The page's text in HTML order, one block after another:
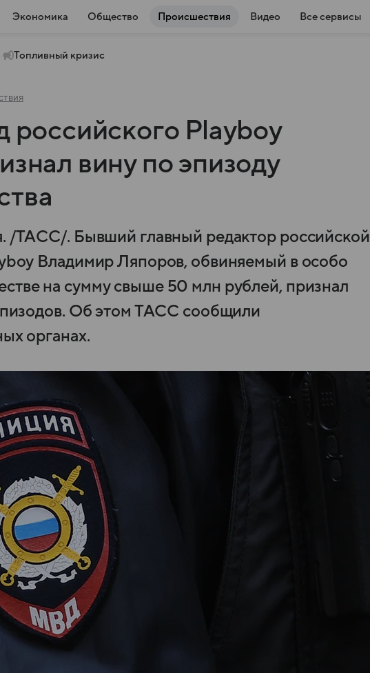
Экономика Общество Происшествия Видео Все сервисы
Топливный кризис
российского Playboy
вину по эпизоду
/ТАСС/. Бывший главный редактор российской
Владимир Ляпоров, обвиняемый в особо
на сумму свыше 50 млн рублей, признал
Об этом ТАСС сообщили
органах.